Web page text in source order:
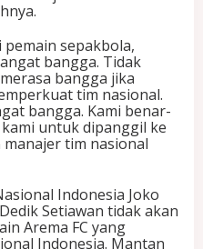
sepakbola,
bangga. Tidak
bangga jika
tim nasional.
bangga. Kami benar-
untuk dipanggil ke
tim nasional
Indonesia Joko
Setiawan tidak akan
Arema FC yang
Indonesia. Mantan